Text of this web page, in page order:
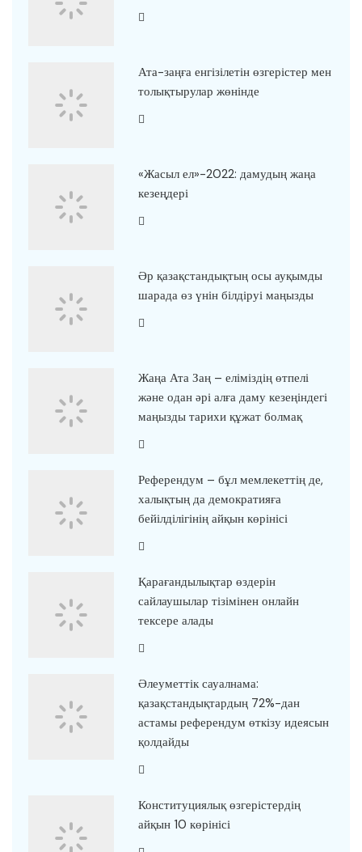
Ата-заңға енгізілетін өзгерістер мен
толықтырулар жөнінде
«Жасыл ел»-2022: дамудың жаңа
кезеңдері
Әр қазақстандықтың осы ауқымды
шарада өз үнін білдіруі маңызды
Жаңа Ата Заң – еліміздің өтпелі
және одан әрі алға даму кезеңіндегі
маңызды тарихи құжат болмақ
Референдум – бұл мемлекеттің де,
халықтың да демократияға
бейілділігінің айқын көрінісі
Қарағандылықтар өздерін
сайлаушылар тізімінен онлайн
тексере алады
Әлеуметтік сауалнама:
қазақстандықтардың 72%-дан
астамы референдум өткізу идеясын
қолдайды
Конституциялық өзгерістердің
айқын 10 көрінісі